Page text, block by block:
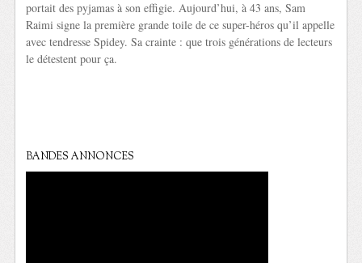
portait des pyjamas à son effigie. Aujourd’hui, à 43 ans, Sam
Raimi signe la première grande toile de ce super-héros qu’il appelle
avec tendresse Spidey. Sa crainte : que trois générations de lecteurs
le détestent pour ça.
BANDES ANNONCES